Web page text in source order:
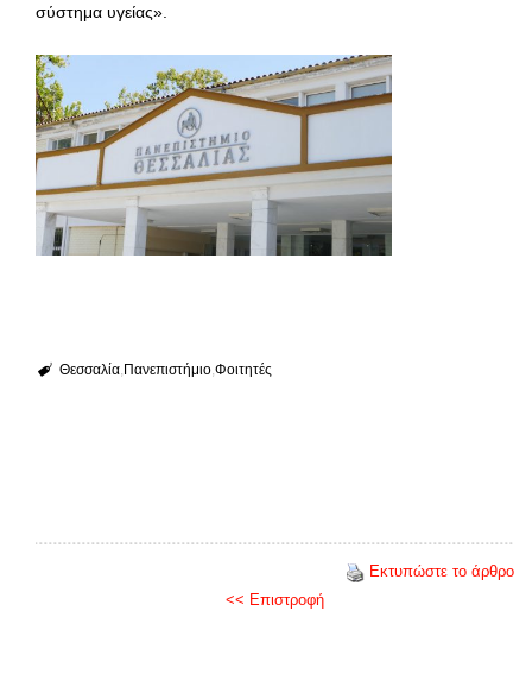
σύστημα υγείας».
Θεσσαλία Πανεπιστήμιο Φοιτητές
Εκτυπώστε το άρθρο
<< Επιστροφή